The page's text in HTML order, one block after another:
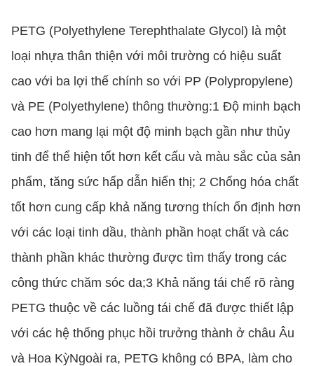
PETG (Polyethylene Terephthalate Glycol) là một
loại nhựa thân thiện với môi trường có hiệu suất
cao với ba lợi thế chính so với PP (Polypropylene)
và PE (Polyethylene) thông thường:1 Độ minh bạch
cao hơn mang lại một độ minh bạch gần như thủy
tinh để thể hiện tốt hơn kết cấu và màu sắc của sản
phẩm, tăng sức hấp dẫn hiển thị; 2 Chống hóa chất
tốt hơn cung cấp khả năng tương thích ổn định hơn
với các loại tinh dầu, thành phần hoạt chất và các
thành phần khác thường được tìm thấy trong các
công thức chăm sóc da;3 Khả năng tái chế rõ ràng
PETG thuộc về các luồng tái chế đã được thiết lập
với các hệ thống phục hồi trưởng thành ở châu Âu
và Hoa KỳNgoài ra, PETG không có BPA, làm cho